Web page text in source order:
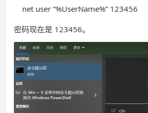
net user “%UserName%” 123456
密码现在是 123456。